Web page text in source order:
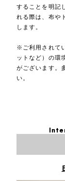
することを明記
れる際は、布や
します。
※ご利用されて
ットなど）の環
がございます。
い。